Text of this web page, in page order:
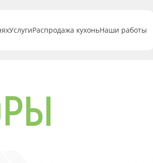
УслугиРаспродажа кухоньНаши работы